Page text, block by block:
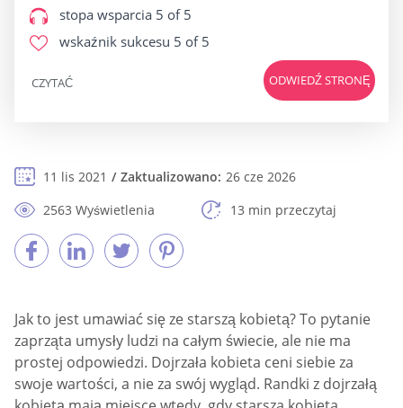
stopa wsparcia 5 of 5
wskaźnik sukcesu 5 of 5
ODWIEDŹ STRONĘ
CZYTAĆ
11 lis 2021 Zaktualizowano: 26 cze 2026
2563 Wyświetlenia
13 min przeczytaj
Jak to jest umawiać się ze starszą kobietą? To pytanie
zaprząta umysły ludzi na całym świecie, ale nie ma
prostej odpowiedzi. Dojrzała kobieta ceni siebie za
swoje wartości, a nie za swój wygląd. Randki z dojrzałą